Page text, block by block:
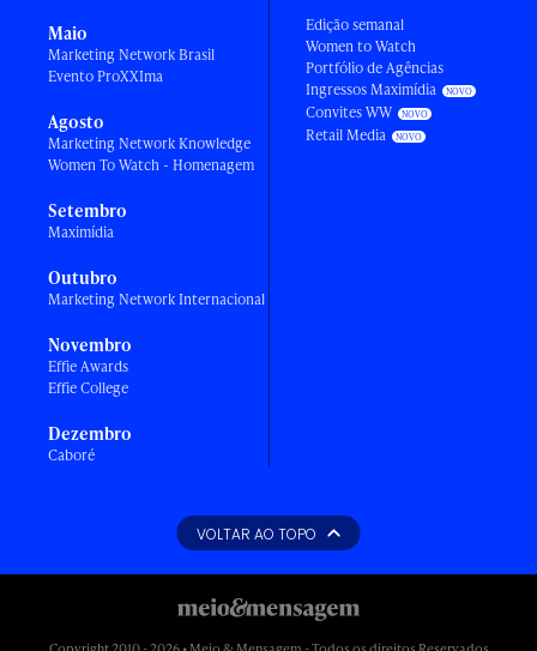
Maio
Marketing Network Brasil
Evento ProXXIma
Agosto
Marketing Network Knowledge
Women To Watch - Homenagem
Setembro
Maximídia
Outubro
Marketing Network Internacional
Novembro
Effie Awards
Effie College
Dezembro
Caboré
Edição semanal
Women to Watch
Portfólio de Agências
Ingressos Maximídia
Convites WW
Retail Media
VOLTAR AO TOPO